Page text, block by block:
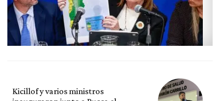
Kicillof y varios ministros